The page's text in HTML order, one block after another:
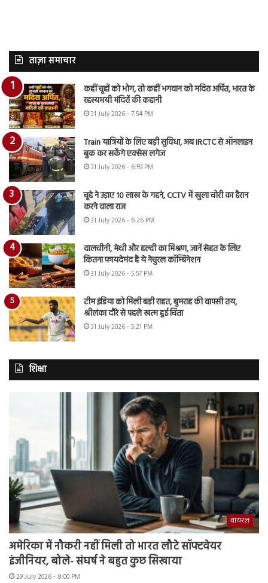
ताज़ा समाचार
कहीं चूहों को भोग, तो कहीं भगवान को मदिरा अर्पित, भारत के
रहस्यमयी मंदिरों की कहानी
31 July 2026 - 7:54 PM
Train यात्रियों के लिए बड़ी सुविधा, अब IRCTC से ऑनलाइन
बुक कर सकेंगे एक्सेस लगेज
31 July 2026 - 6:59 PM
चूहे ने उड़ाए 10 लाख के गहने, CCTV में खुला चोरी का हैरान
करने वाला राज
31 July 2026 - 6:26 PM
दालचीनी, मेथी और हल्दी का मिश्रण, जानें सेहत के लिए
कितना फायदेमंद है ये नेचुरल कॉम्बिनेशन
31 July 2026 - 5:57 PM
टीम इंडिया को मिली बड़ी राहत, बुमराह की वापसी तय,
श्रीलंका दौरे से पहले खत्म हुई चिंता
31 July 2026 - 5:21 PM
शिक्षा
वायरल
अमेरिका में नौकरी नहीं मिली तो भारत लौटे सॉफ्टवेयर
इंजीनियर, बोले- संघर्ष ने बहुत कुछ सिखाया
29 July 2026 - 8:00 PM